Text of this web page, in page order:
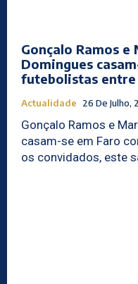
Gonçalo Ramos
Domingues
futebolistas entre
Actualidade 26 De Julho,
Gonçalo Ramos e
casam-se em Faro